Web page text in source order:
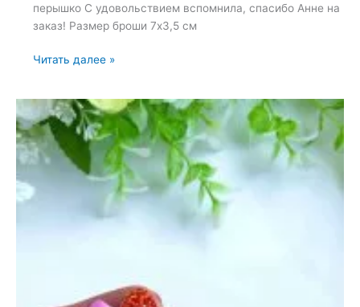
перышко С удовольствием вспомнила, спасибо Анне на
заказ! Размер броши 7х3,5 см
Брошь
26
марта
2022
Читать далее »